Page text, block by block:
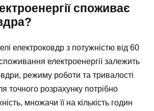
споживає
електроковдр з потужністю від 60
електроенергії залежить
режиму роботи та тривалості
точного розрахунку потрібно
множачи її на кількість годин